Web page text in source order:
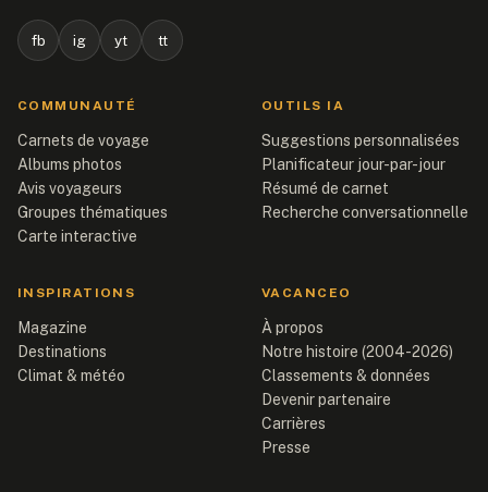
fb ig yt tt
COMMUNAUTÉ
Carnets de voyage
Albums photos
Avis voyageurs
Groupes thématiques
Carte interactive
OUTILS IA
Suggestions personnalisées
Planificateur jour-par-jour
Résumé de carnet
Recherche conversationnelle
INSPIRATIONS
Magazine
Destinations
Climat & météo
VACANCEO
À propos
Notre histoire (2004-2026)
Classements & données
Devenir partenaire
Carrières
Presse